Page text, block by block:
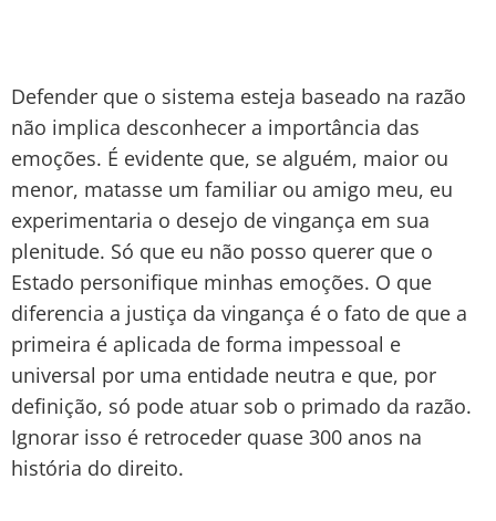
Defender que o sistema esteja baseado na razão
não implica desconhecer a importância das
emoções. É evidente que, se alguém, maior ou
menor, matasse um familiar ou amigo meu, eu
experimentaria o desejo de vingança em sua
plenitude. Só que eu não posso querer que o
Estado personifique minhas emoções. O que
diferencia a justiça da vingança é o fato de que a
primeira é aplicada de forma impessoal e
universal por uma entidade neutra e que, por
definição, só pode atuar sob o primado da razão.
Ignorar isso é retroceder quase 300 anos na
história do direito.